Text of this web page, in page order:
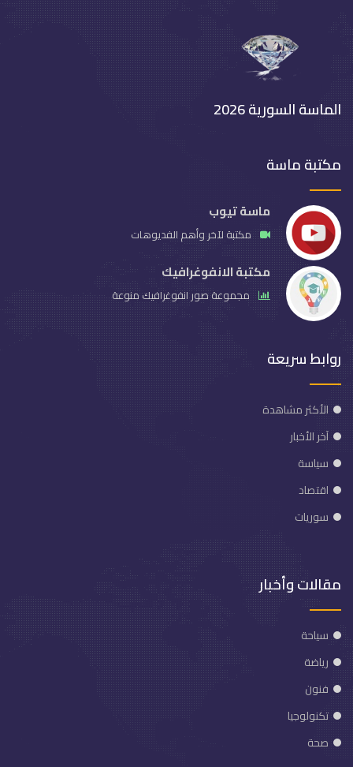
الماسة السورية 2026
مكتبة ماسة
ماسة تيوب
مكتبة لآخر وأهم الفديوهات
مكتبة الانفوغرافيك
مجموعة صور انفوغرافيك منوعة
روابط سريعة
الأكثر مشاهدة
آخر الأخبار
سياسة
اقتصاد
سوريات
مقالات وأخبار
سياحة
رياضة
فنون
تكنولوجيا
صحة